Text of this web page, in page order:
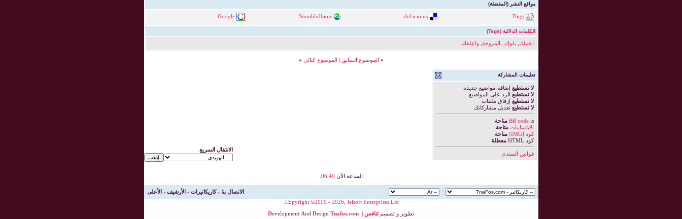
مواقع النشر (المفضلة)
Digg
del.icio.us
StumbleUpon
Google
الكلمات الدلالية (Tags)
اعملك بلوك بالمروحة ,واعلقك
« الموضوع السابق | الموضوع التالي »
تعليمات المشاركة
لا تستطيع إضافة مواضيع جديدة
لا تستطيع الرد على المواضيع
لا تستطيع إرفاق ملفات
لا تستطيع تعديل مشاركاتك
BB codeis
متاحة
الابتسامات متاحة
كود [IMG]
متاحة
كود HTML
معطلة
قوانين المنتدى
الانتقال السريع
الساعة الآن 06:40
الاتصال بنا -كاريكاتيرات - الأرشيف - الأعلى
Copyright ©2000 - 2026, Jelsoft Enterprises Ltd.
Development And Design Tnafos.com | تطوير و تصميم تنافس